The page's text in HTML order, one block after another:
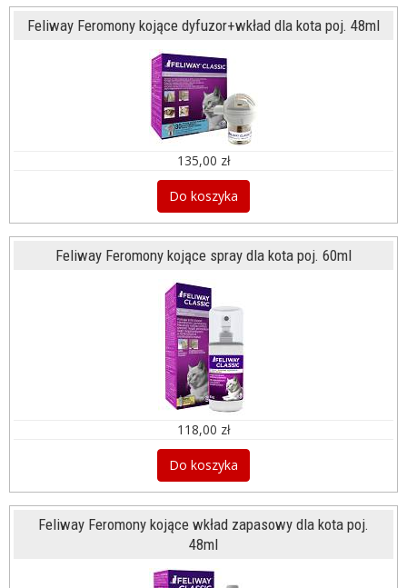
Feliway Feromony kojące dyfuzor+wkład dla kota poj. 48ml
135,00 zł
Do koszyka
Feliway Feromony kojące spray dla kota poj. 60ml
118,00 zł
Do koszyka
Feliway Feromony kojące wkład zapasowy dla kota poj.
48ml